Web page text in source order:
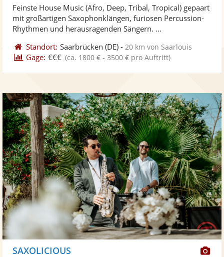
Fotos
5
Feinste House Music (Afro, Deep, Tribal, Tropical) gepaart
mit großartigen Saxophonklängen, furiosen Percussion-
Rhythmen und herausragenden Sängern. ...
Standort: Saarbrücken (DE) - 20 km von Saarlouis
Gage: €€€ (ca. 1800 € - 3500 € pro Auftritt)
SAXOLICIOUS